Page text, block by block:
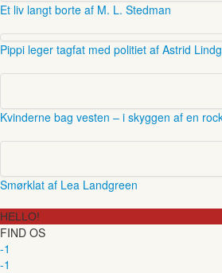
Et liv langt borte af M. L. Stedman
Pippi leger tagfat med politiet af Astrid
Kvinderne bag vesten – i skyggen af en
Smørklat af Lea Landgreen
HELLO!
FIND OS
-1
-1